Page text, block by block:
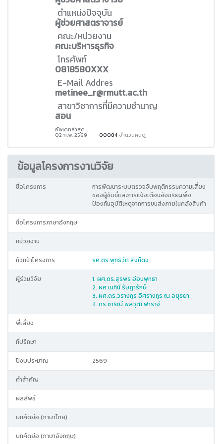
ตำแหน่งปัจจุบัน
ผู้ช่วยศาสตราจารย์
คณะ/หน่วยงาน
คณะบริหารธุรกิจ
โทรศัพท์
0818580XXX
E-Mail Addres
metinee_r@rmutt.ac.th
สาขาวิชาการที่มีความชำนาญ
สอน
อัพเดทล่าสุด
02 ก.พ. 2569 00084จำนวนคนดู
ข้อมูลโครงการงานวิจัย
ชื่อโครงการ
การพัฒนาระบบตรวจจับพฤติกรรมความเสี่ยง
ของผู้ขับขี่และการแจ้งเตือนอัจฉริยะเพื่อ
ป้องกันอุบัติเหตุจากการขนส่งภายในคลังสินค้า
ชื่อโครงการภาษาอังกฤษ
หน่วยงาน
หัวหน้าโครงการ รศ.ดร.พุทธิวัต สิงห์ดง
ผู้ร่วมวิจัย
1. ผศ.ดร.สุรพร อ่อนพุทธา
2. ผศ.เมทินี รัษฎารักษ์
3. ผศ.ดร.วรางกูร อิศรางกูร ณ อยุธยา
4. ดร.ชาริณี พลวุฒิ ฟาราจี
พี่เลี้ยง
ที่ปรึกษา
ปีงบประมาณ 2569
คำสำคัญ
ผลลัพธ์
บทคัดย่อ (ภาษาไทย)
บทคัดย่อ (ภาษาอังกฤษ)